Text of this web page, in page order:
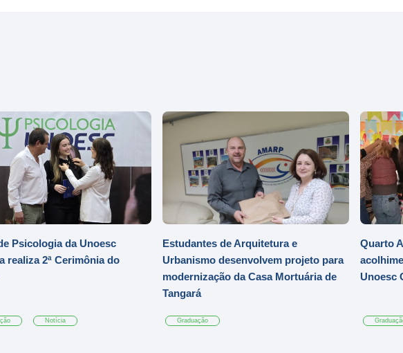
Psicologia da Unoesc
realiza 2ª Cerimônia do
Notícia
Estudantes de Arquitetura e
Urbanismo desenvolvem projeto para
modernização da Casa Mortuária de
Tangará
Graduação
Quarto
Unoesc